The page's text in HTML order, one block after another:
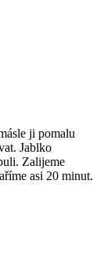
ji pomalu
Jablko
Zalijeme
asi 20 minut.